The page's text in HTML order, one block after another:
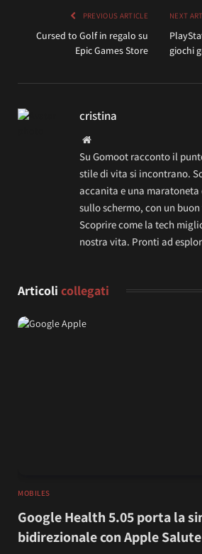
PREVIOUS ARTICLE
Cursed to Golf in regalo su
Epic Games Store
NEXT
giochi
cristina
Website
Su Gomoot racconto il
stile di vita si incontrano.
accanita e una maratoneta
sullo schermo, con un
Scoprire come la tech
nostra vita. Pronti ad
Articoli collegati
MOBILES
Google Health 5.05 porta la
bidirezionale con Apple Salute